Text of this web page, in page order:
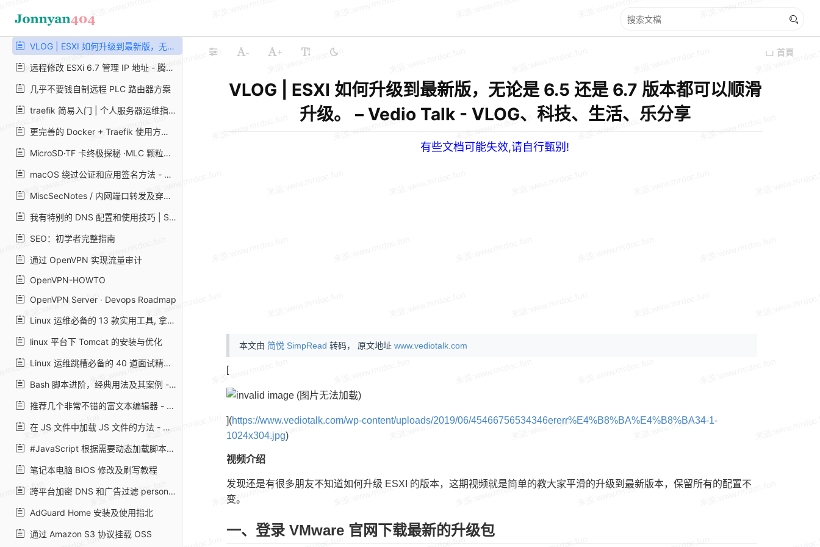
多机共享键鼠软件横向测评 - 尚弟的小笔记
VLOG | ESXI 如何升级到最新版，无论是 6.5 还是 6.7 版本都可以顺滑升级。 – Vedio Talk - VLOG、科技、生活、乐分享
远程修改 ESXi 6.7 管理 IP 地址 - 腾讯云开发者社区 - 腾讯云
几乎不要钱自制远程 PLC 路由器方案
traefik 简易入门 | 个人服务器运维指南 | 山月行
更完善的 Docker + Traefik 使用方案 - 苏洋博客
MicroSD·TF 卡终极探秘 ·MLC 颗粒之谜 1 三星篇_microSD 存储卡_什么值得买
macOS 绕过公证和应用签名方法 - 走客
MiscSecNotes / 内网端口转发及穿透. md at master · JnuSimba/MiscSecNotes
我有特别的 DNS 配置和使用技巧 | Sukka's Blog
SEO：初学者完整指南
通过 OpenVPN 实现流量审计
OpenVPN-HOWTO
OpenVPN Server · Devops Roadmap
Linux 运维必备的 13 款实用工具, 拿好了~
linux 平台下 Tomcat 的安装与优化
Linux 运维跳槽必备的 40 道面试精华题
Bash 脚本进阶，经典用法及其案例 - alonghub - 博客园
推荐几个非常不错的富文本编辑器 - 走看看
在 JS 文件中加载 JS 文件的方法 - 月光博客
#JavaScript 根据需要动态加载脚本并设置自定义参数
笔记本电脑 BIOS 修改及刷写教程
跨平台加密 DNS 和广告过滤 personalDNSfilter · LinuxTOY
AdGuard Home 安装及使用指北
通过 Amazon S3 协议挂载 OSS
- + 首頁
VLOG | ESXI 如何升级到最新版，无论是 6.5 还是 6.7 版本都可以顺滑
升级。 – Vedio Talk - VLOG、科技、生活、乐分享
有些文档可能失效,请自行甄别!
本文由 简悦 SimpRead 转码， 原文地址 www.vediotalk.com
[
](https://www.vediotalk.com/wp-content/uploads/2019/06/45466756534346ererr%E4%B8%BA%E4%B8%BA34-1-
1024x304.jpg)
视频介绍
发现还是有很多朋友不知道如何升级 ESXI 的版本，这期视频就是简单的教大家平滑的升级到最新版本，保留所有的配置不
变。
一、登录 VMware 官网下载最新的升级包